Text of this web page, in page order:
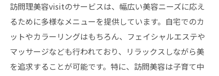
訪問理美容visitのサービスは、幅広い美容ニーズに応え
るために多様なメニューを提供しています。自宅でのカ
ットやカラーリングはもちろん、フェイシャルエステや
マッサージなども行われており、リラックスしながら美
を追求することが可能です。特に、訪問美容は子育て中